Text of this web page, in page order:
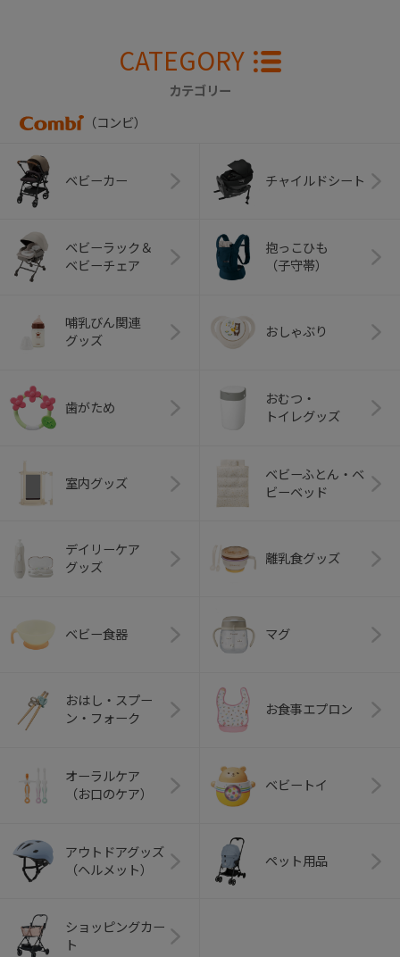
CATEGORY
カテゴリー
（コンビ）
ベビーカー チャイルドシート
ベビーラック＆
ベビーチェア
抱っこひも
（子守帯）
哺乳びん関連
グッズ
おしゃぶり
歯がため
おむつ・
トイレグッズ
室内グッズ
ベビーふとん・ベ
ビーベッド
デイリーケア
グッズ
離乳食グッズ
ベビー食器 マグ
おはし・スプー
ン・フォーク
お食事エプロン
オーラルケア
（お口のケア）
ベビートイ
アウトドアグッズ
（ヘルメット）
ペット用品
ショッピングカー
ト